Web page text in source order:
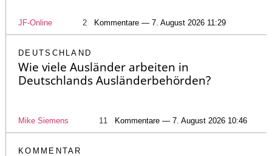
JF-Online 2 Kommentare — 7. August 2026 11:29
DEUTSCHLAND
Wie viele Ausländer arbeiten in
Deutschlands Ausländerbehörden?
Mike Siemens 11 Kommentare — 7. August 2026 10:46
KOMMENTAR